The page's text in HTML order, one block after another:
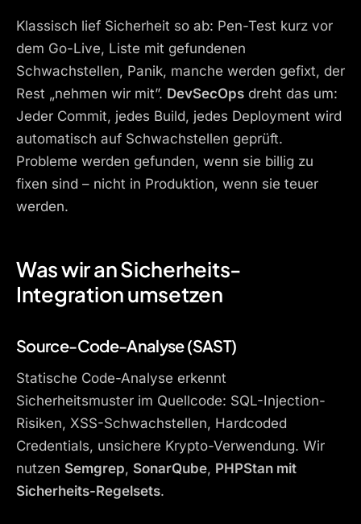
Klassisch lief Sicherheit so ab: Pen-Test kurz vor
dem Go-Live, Liste mit gefundenen
Schwachstellen, Panik, manche werden gefixt, der
Rest „nehmen wir mit”. DevSecOps dreht das um:
Jeder Commit, jedes Build, jedes Deployment wird
automatisch auf Schwachstellen geprüft.
Probleme werden gefunden, wenn sie billig zu
fixen sind – nicht in Produktion, wenn sie teuer
werden.
Was wir an Sicherheits-
Integration umsetzen
Source-Code-Analyse (SAST)
Statische Code-Analyse erkennt
Sicherheitsmuster im Quellcode: SQL-Injection-
Risiken, XSS-Schwachstellen, Hardcoded
Credentials, unsichere Krypto-Verwendung. Wir
nutzen Semgrep, SonarQube, PHPStan mit
Sicherheits-Regelsets.